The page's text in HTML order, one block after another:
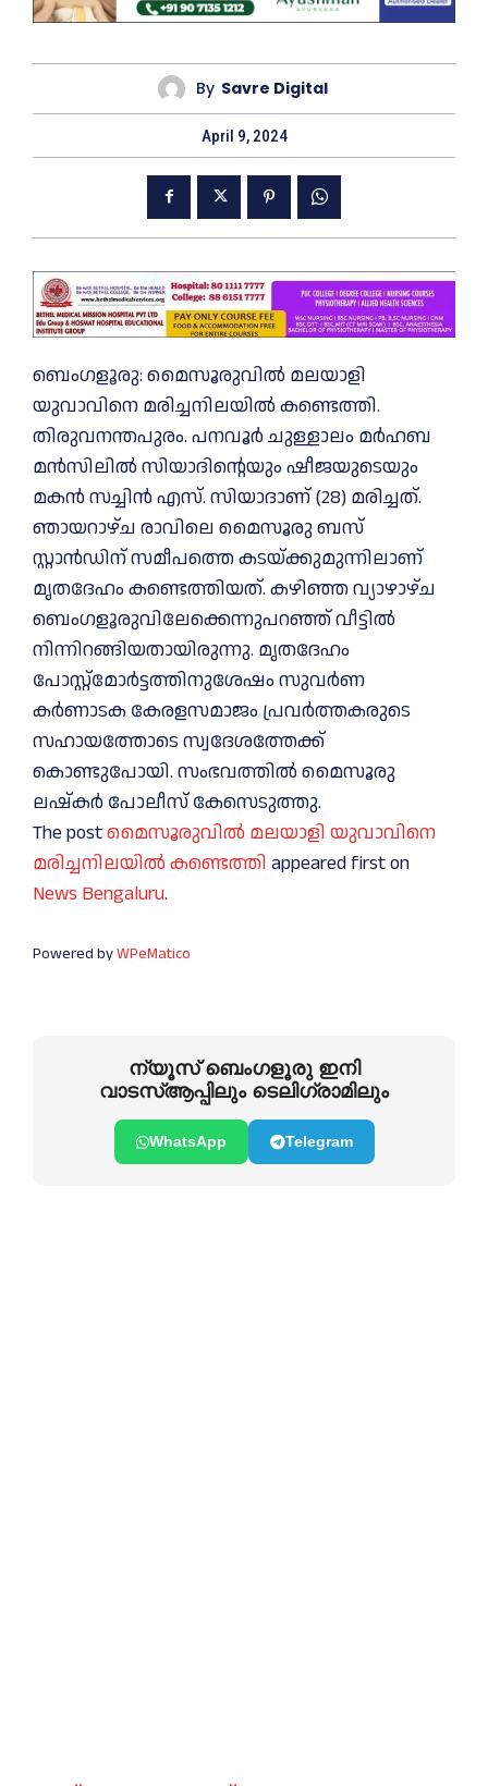
By Savre Digital
April 9, 2024
ബെംഗളൂരു: മൈസൂരുവില്‍ മലയാളി
യുവാവിനെ മരിച്ചനിലയിൽ കണ്ടെത്തി.
തിരുവനന്തപുരം. പനവൂർ ചുള്ളാലം മർഹബ
മൻസിലിൽ സിയാദിന്റെയും ഷീജയുടെയും
മകന്‍ സച്ചിൻ എസ്. സിയാദാണ് (28) മരിച്ചത്.
ഞായറാഴ്ച രാവിലെ മൈസൂരു ബസ്
സ്റ്റാൻഡിന് സമീപത്തെ കടയ്ക്കുമുന്നിലാണ്
മൃതദേഹം കണ്ടെത്തിയത്. കഴിഞ്ഞ വ്യാഴാഴ്ച
ബെംഗളൂരുവിലേക്കെന്നുപറഞ്ഞ് വീട്ടിൽ
നിന്നിറങ്ങിയതായിരുന്നു. മൃതദേഹം
പോസ്റ്റ്‌മോർട്ടത്തിനുശേഷം സുവർണ
കർണാടക കേരളസമാജം പ്രവര്‍ത്തകരുടെ
സഹായത്തോടെ സ്വദേശത്തേക്ക്
കൊണ്ടുപോയി. സംഭവത്തിൽ മൈസൂരു
ലഷ്‌കർ പോലീസ് കേസെടുത്തു.
The postമൈസൂരുവില്‍ മലയാളി യുവാവിനെ
മരിച്ചനിലയിൽ കണ്ടെത്തി appeared first on
News Bengaluru.
Powered byWPeMatico
ന്യൂസ് ബെംഗളൂരു ഇനി
വാടസ്ആപ്പിലും ടെലിഗ്രാമിലും
WhatsApp Telegram